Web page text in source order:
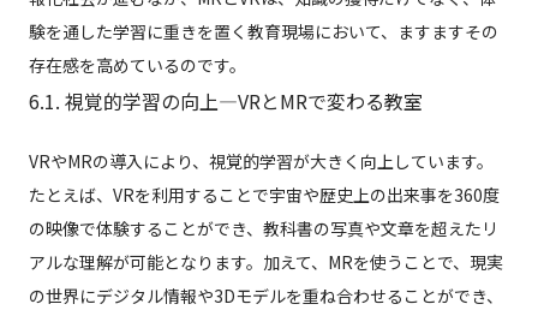
験を通した学習に重きを置く教育現場において、ますますその
存在感を高めているのです。
6.1. 視覚的学習の向上—VRとMRで変わる教室
VRやMRの導入により、視覚的学習が大きく向上しています。
たとえば、VRを利用することで宇宙や歴史上の出来事を360度
の映像で体験することができ、教科書の写真や文章を超えたリ
アルな理解が可能となります。加えて、MRを使うことで、現実
の世界にデジタル情報や3Dモデルを重ね合わせることができ、